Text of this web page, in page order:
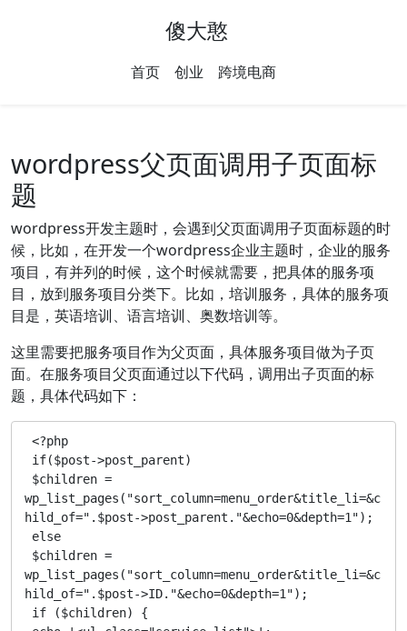
傻大憨
首页 创业 跨境电商
wordpress父页面调用子页面标
题
wordpress开发主题时，会遇到父页面调用子页面标题的时
候，比如，在开发一个wordpress企业主题时，企业的服务
项目，有并列的时候，这个时候就需要，把具体的服务项
目，放到服务项目分类下。比如，培训服务，具体的服务项
目是，英语培训、语言培训、奥数培训等。
这里需要把服务项目作为父页面，具体服务项目做为子页
面。在服务项目父页面通过以下代码，调用出子页面的标
题，具体代码如下：
<?php
wp_list_pages("sort_column=menu_order&title_li=&c
hild_of=".$post->post_parent."&echo=0&depth=1");
wp_list_pages("sort_column=menu_order&title_li=&c
hild_of=".$post->ID."&echo=0&depth=1");